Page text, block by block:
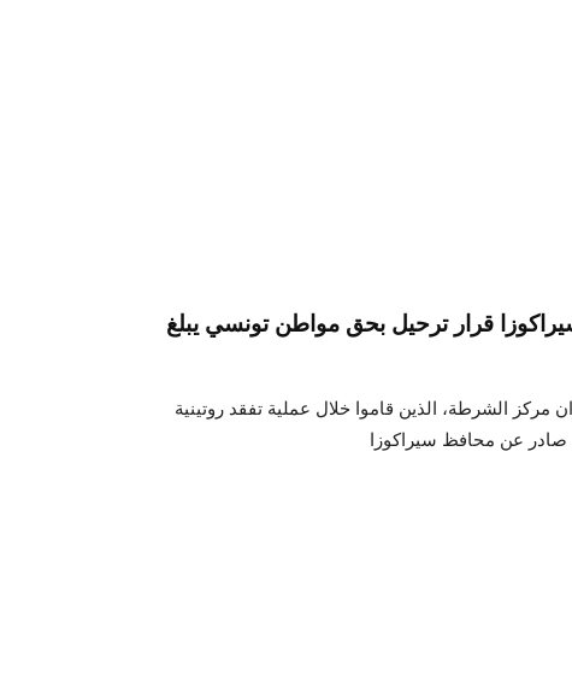
قرار ترحيل بحق مواطن تونسي يبلغ
مركز الشرطة، الذين قاموا خلال عملية تفقد روتينية